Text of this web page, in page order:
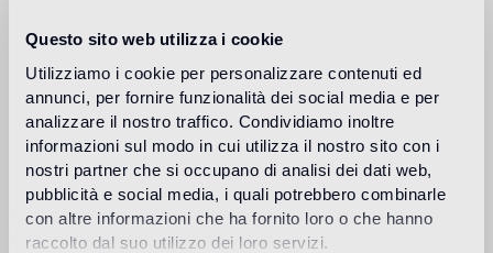
Questo sito web utilizza i cookie
Utilizziamo i cookie per personalizzare contenuti ed
annunci, per fornire funzionalità dei social media e per
analizzare il nostro traffico. Condividiamo inoltre
informazioni sul modo in cui utilizza il nostro sito con i
nostri partner che si occupano di analisi dei dati web,
pubblicità e social media, i quali potrebbero combinarle
con altre informazioni che ha fornito loro o che hanno
raccolto dal suo utilizzo dei loro servizi.
Richiedi informazioni
Colori
VTC 10.02 SM 10.77